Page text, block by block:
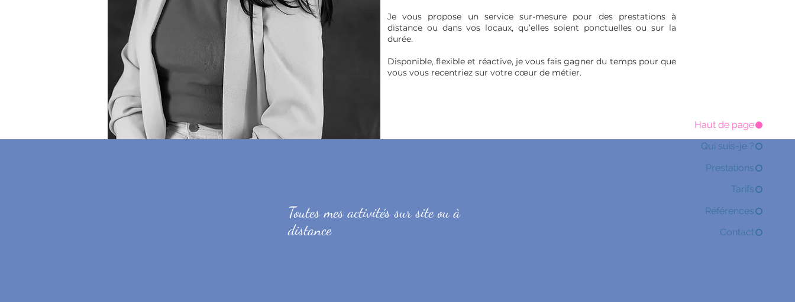
Haut de page
Qui suis-je ?
Prestations
Tarifs
Références
Contact
Je vous propose un service sur-mesure pour des prestations à
distance ou dans vos locaux, qu’elles soient ponctuelles ou sur la
durée.
Disponible, flexible et réactive, je vous fais gagner du temps pour que
vous vous recentriez sur votre cœur de métier.
Toutes mes activités sur site ou à
distance